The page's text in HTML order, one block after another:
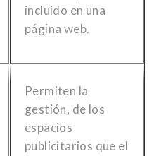
incluido en una
página web.
Permiten la
gestión, de los
espacios
publicitarios que el